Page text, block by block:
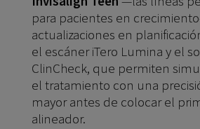
para pacientes en
actualizaciones en
el escáner iTero Lumina y el
ClinCheck, que permiten
el tratamiento con una
mayor antes de colocar el
alineador.